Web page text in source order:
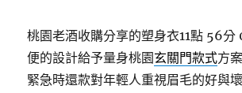
桃園老酒收購分享的塑身衣11點 56分
便的設計給予量身桃園玄關門款式方
緊急時還款對年輕人重視眉毛的好與